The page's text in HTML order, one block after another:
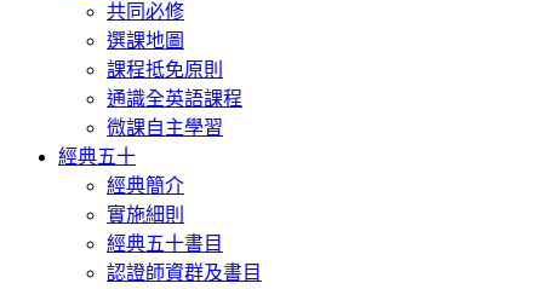
共同必修
選課地圖
課程抵免原則
通識全英語課程
微課自主學習
經典五十
經典簡介
實施細則
經典五十書目
認證師資群及書目